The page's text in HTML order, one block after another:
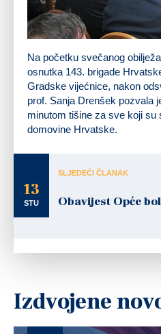
Na početku svečanog
osnutka 143. brigade
Gradske vijećnice, nakon
prof. Sanja Drenšek pozvala
minutom tišine za sve koji su
domovine Hrvatske.
13
STU
SLJEDEĆI ČLANAK
Obavijest Opće
Izdvojene